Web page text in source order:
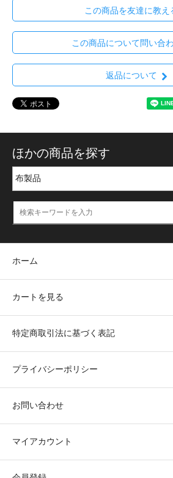
この商品を友達に教え
この商品について問い合
返品について
ほかの商品を探す
ホーム
カートを見る
特定商取引法に基づく表記
プライバシーポリシー
お問い合わせ
マイアカウント